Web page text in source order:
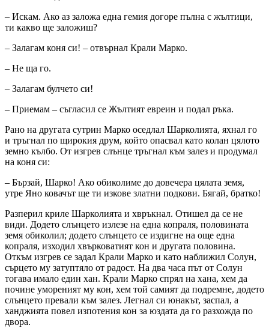
– Искам. Ако аз заложа една гемия догоре пълна с жълтици,
ти какво ще заложиш?
– Залагам коня си! – отвърнал Крали Марко.
– Не ща го.
– Залагам булчето си!
– Приемам – съгласил се Жълтият евреин и подал ръка.
Рано на другата сутрин Марко оседлал Шарколията, яхнал го
и тръгнал по щирокия друм, който опасвал като колан цялото
земно кълбо. От изгрев слънце тръгнал към залез и продумал
на коня си:
– Бързай, Шарко! Ако обиколиме до довечера цялата земя,
утре Яно ковачът ще ти изкове златни подкови. Бягай, братко!
Разперил криле Шарколията и хвръкнал. Отишел да се не
види. Додето слънцето излезе на една копраля, половината
земя обиколил; додето слънцето се издигне на още една
копраля, изходил хвърковатият кон и другата половина.
Откъм изгрев се задал Крали Марко и като наближил Солун,
сърцето му затуптяло от радост. На два часа път от Солун
тогава имало един хан. Крали Марко спрял на хана, хем да
почине умореният му кон, хем той самият да подремне, додето
слънцето превали към залез. Легнал си юнакът, заспал, а
ханджията повел изпотения кон за юздата да го разхожда по
двора.